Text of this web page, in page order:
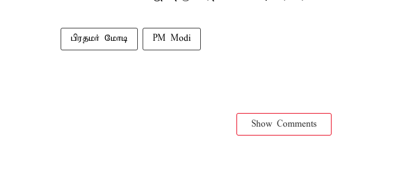
பிரதமர் மோடி PM Modi
Show Comments